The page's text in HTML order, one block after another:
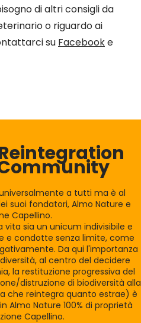
di altri consigli da
o riguardo ai
su Facebooke
a tutti ma è al
suoi fondatori, Almo Nature e
Capellino.
vita sia un unicum indivisibile e
e condotte senza limite, come
Da qui l'importanza
al centro del decidere
la restituzione progressiva del
distruzione di biodiversità alla
che reintegra quanto estrae) è
Almo Nature 100% di proprietà
Capellino.